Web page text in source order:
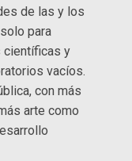
de las y los
para
científicas y
vacíos.
con más
arte como